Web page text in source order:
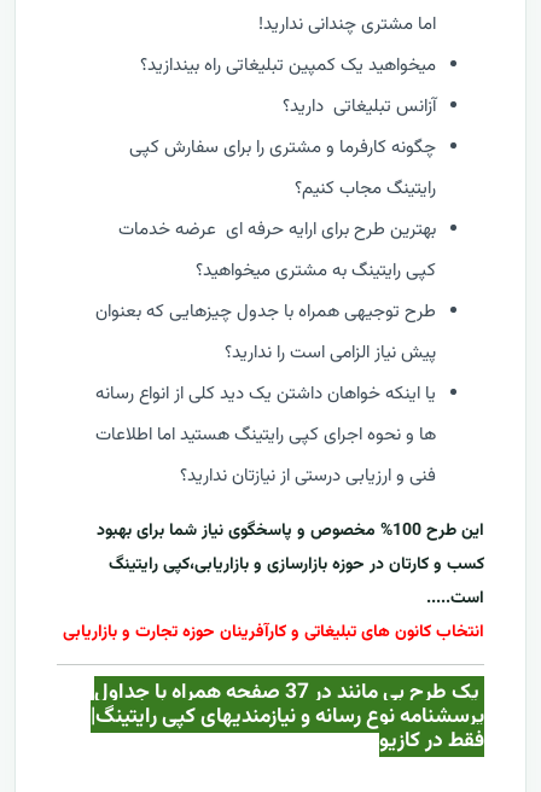
اما مشتری چندانی ندارید!
میخواهید یک کمپین تبلیغاتی راه بیندازید؟
آزانس تبلیغاتی دارید؟
چگونه کارفرما و مشتری را برای سفارش کپی
رایتینگ مجاب کنیم؟
بهترین طرح برای ارایه حرفه ای عرضه خدمات
کپی رایتینگ به مشتری میخواهید؟
طرح توجیهی همراه با جدول چیزهایی که بعنوان
پیش نیاز الزامی است را ندارید؟
یا اینکه خواهان داشتن یک دید کلی از انواع رسانه
ها و نحوه اجرای کپی رایتینگ هستید اما اطلاعات
فنی و ارزیابی درستی از نیازتان ندارید؟
این طرح 100% مخصوص و پاسخگوی نیاز شما برای بهبود
کسب و کارتان در حوزه بازارسازی و بازاریابی،کپی رایتینگ
است.....
انتخاب کانون های تبلیغاتی و کارآفرینان حوزه تجارت و بازاریابی
یک طرح بی مانند در 37 صفحه همراه با جداول
پرسشنامه نوع رسانه و نیازمندیهای کپی رایتینگ|
فقط در کازيو